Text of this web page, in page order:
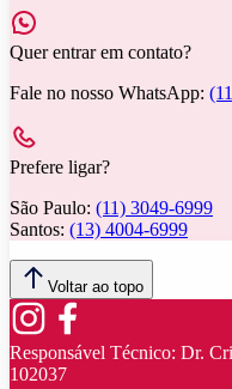
Quer entrar em contato?
Fale no nosso WhatsApp:
Prefere ligar?
São Paulo: (11) 3049-6999
Santos: (13) 4004-6999
Voltar ao topo
Responsável Técnico: Dr.
102037